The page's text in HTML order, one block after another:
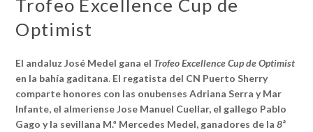
Trofeo Excellence Cup de
Optimist
El andaluz José Medel gana el Trofeo Excellence Cup de Optimist
en la bahía gaditana. El regatista del CN Puerto Sherry
comparte honores con las onubenses Adriana Serra y Mar
Infante, el almeriense Jose Manuel Cuellar, el gallego Pablo
Gago y la sevillana M.ª Mercedes Medel, ganadores de la8ª